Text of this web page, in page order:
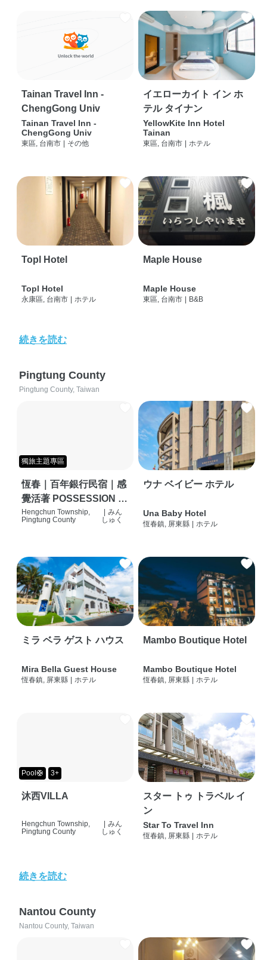
Tainan Travel Inn -
ChengGong Univ
Tainan Travel Inn -
ChengGong Univ
東區, 台南市 | その他
イエローカイト イン ホ
テル タイナン
YellowKite Inn Hotel
Tainan
東區, 台南市 | ホテル
Topl Hotel
Topl Hotel
永康區, 台南市 | ホテル
Maple House
Maple House
東區, 台南市 | B&B
続きを読む
Pingtung County
Pingtung County, Taiwan
獨旅主題專區
恆春｜百年銀行民宿｜感
覺活著 POSSESSION |
背包客棧 | 恆春必住特色
Hengchun Township,
Pingtung County
みん
しゅく
ウナ ベイビー ホテル
Una Baby Hotel
恆春鎮, 屏東縣 ホテル
ミラ ベラ ゲスト ハウス
Mira Bella Guest House
恆春鎮, 屏東縣 ホテル
Mambo Boutique Hotel
Mambo Boutique Hotel
恆春鎮, 屏東縣 ホテル
Pool🛟 3+
沐西VILLA
Hengchun Township,
Pingtung County
みん
しゅく
スター トゥ トラベル イ
ン
Star To Travel Inn
恆春鎮, 屏東縣 ホテル
続きを読む
Nantou County
Nantou County, Taiwan